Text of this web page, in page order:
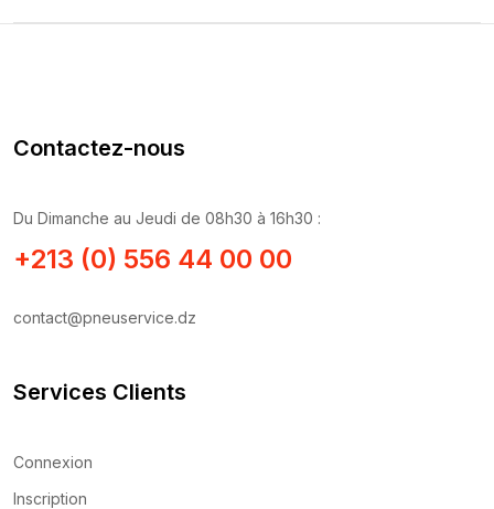
Contactez-nous
Du Dimanche au Jeudi de 08h30 à 16h30 :
+213 (0) 556 44 00 00
contact@pneuservice.dz
Services Clients
Connexion
Inscription